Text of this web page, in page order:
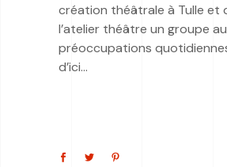
création théâtrale à Tulle et
l’atelier théâtre un groupe
préoccupations
d’ici…